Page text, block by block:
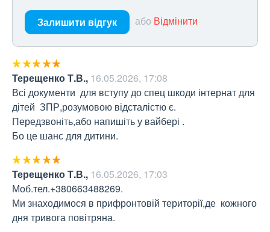
Залишити відгук або Відмінити
Терещенко Т.В., 16.05.2026, 17:08
Всі документи  для вступу до спец шкоди інтернат для
дітей  ЗПР,розумовою відсталістю є.
Передзвоніть,або напишіть у вайбері .
Бо це шанс для дитини.
Терещенко Т.В., 16.05.2026, 17:03
Моб.тел.+380663488269.
Ми знаходимося в прифронтовій території,де  кожного
дня тривога повітряна.